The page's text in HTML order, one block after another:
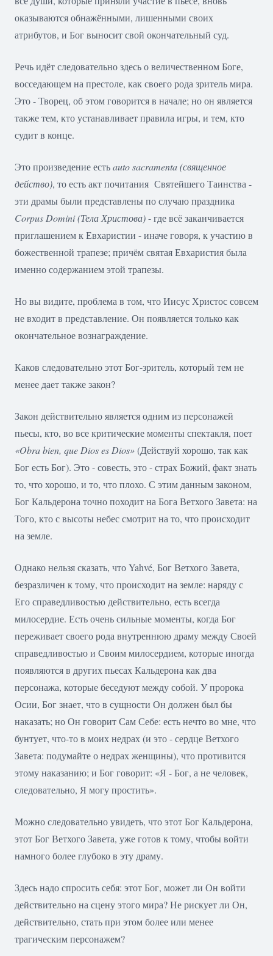
оказываются обнажёнными, лишенными своих
атрибутов, и Бог выносит свой окончательный суд.
Речь идёт следовательно здесь о величественном Боге,
восседающем на престоле, как своего рода зритель мира.
Это - Творец, об этом говорится в начале; но он является
также тем, кто устанавливает правила игры, и тем, кто
судит в конце.
Это произведение естьautosacramenta(священное
действо), то есть акт почитания Святейшего Таинства -
эти драмы были представлены по случаю праздника
Corpus Domini(Тела Христова)- где всё заканчивается
приглашением к Евхаристии - иначе говоря, к участию в
божественной трапезе; причём святая Евхаристия была
именно содержанием этой трапезы.
Но вы видите, проблема в том, что Иисус Христос совсем
не входит в представление. Он появляется только как
окончательное вознаграждение.
Каков следовательно этот Бог-зритель, который тем не
менее дает также закон?
Закон действительно является одним из персонажей
пьесы, кто, во все критические моменты спектакля, поет
«Obrabien, que Dioses Dios»(Действуй хорошо, так как
Бог есть Бог). Это - совесть, это - страх Божий, факт знать
то, что хорошо, и то, что плохо. С этим данным законом,
Бог Кальдерона точно походит на Бога Ветхого Завета: на
Того, кто с высоты небес смотрит на то, что происходит
на земле.
Однако нельзя сказать, что Yahvé, Бог Ветхого Завета,
безразличен к тому, что происходит на земле: наряду с
Его справедливостью действительно, есть всегда
милосердие. Есть очень сильные моменты, когда Бог
переживает своего рода внутреннюю драму между Своей
справедливостью и Своим милосердием, которые иногда
появляются в других пьесах Кальдерона как два
персонажа, которые беседуют между собой. У пророка
Осии, Бог знает, что в сущности Он должен был бы
наказать; но Он говорит Сам Себе: есть нечто во мне, что
бунтует, что-то в моих недрах (и это - сердце Ветхого
Завета: подумайте о недрах женщины), что противится
этому наказанию; и Бог говорит: «Я - Бог, а не человек,
следовательно, Я могу простить».
Можно следовательно увидеть, что этот Бог Кальдерона,
этот Бог Ветхого Завета, уже готов к тому, чтобы войти
намного более глубоко в эту драму.
Здесь надо спросить себя: этот Бог, может ли Он войти
действительно на сцену этого мира? Не рискует ли Он,
действительно, стать при этом более или менее
трагическим персонажем?